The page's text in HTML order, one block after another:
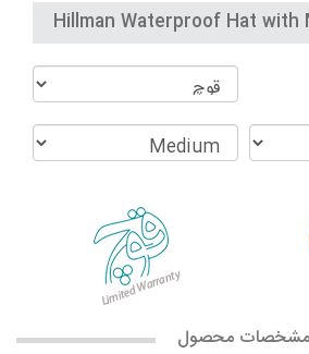
Hillman Waterproof Hat with
مشخصات محصول